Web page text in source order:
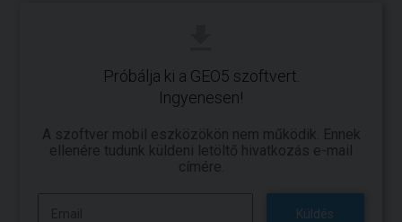
Próbálja ki a GEO5 szoftvert.
Ingyenesen!
A szoftver mobil eszközökön nem működik. Ennek
ellenére tudunk küldeni letöltő hivatkozás e-mail
címére.
Küldés